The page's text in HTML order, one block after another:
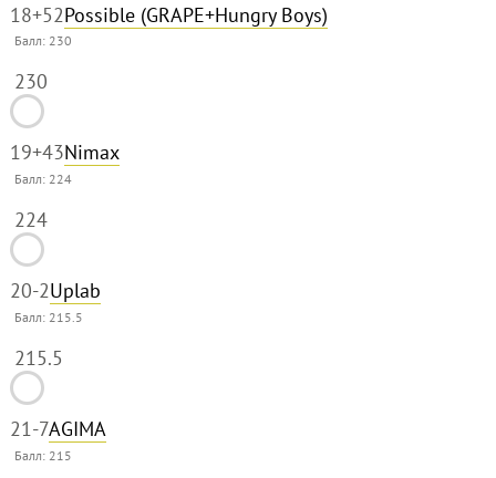
18+52Possible (GRAPE+Hungry Boys)
Балл: 230
230
19+43Nimax
Балл: 224
224
20-2Uplab
Балл: 215.5
215.5
21-7AGIMA
Балл: 215